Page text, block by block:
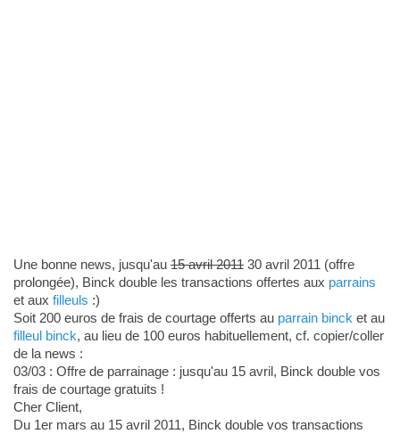
Une bonne news, jusqu'au 15 avril 201130 avril 2011 (offre
prolongée), Binck double les transactions offertes aux parrains
et aux filleuls :)
Soit 200 euros de frais de courtage offerts au parrain binck et au
filleul binck, au lieu de 100 euros habituellement, cf. copier/coller
de la news :
03/03 : Offre de parrainage : jusqu'au 15 avril, Binck double vos
frais de courtage gratuits !
Cher Client,
Du 1er mars au 15 avril 2011, Binck double vos transactions